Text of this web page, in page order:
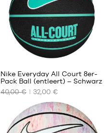
Größe
6
Größe
7
UNSERE
VERFÜGBAREN
Größe
7
Nike Everyday All Court 8er-
Pack Ball (entleert) – Schwarz
40,00 €
32,00 €